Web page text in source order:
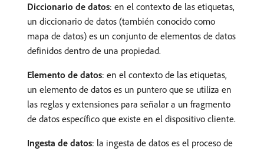
Diccionario de datos: en el contexto de las etiquetas,
un diccionario de datos (también conocido como
mapa de datos) es un conjunto de elementos de datos
definidos dentro de una propiedad.
Elemento de datos: en el contexto de las etiquetas,
un elemento de datos es un puntero que se utiliza en
las reglas y extensiones para señalar a un fragmento
de datos específico que existe en el dispositivo cliente.
Ingesta de datos: la ingesta de datos es el proceso de